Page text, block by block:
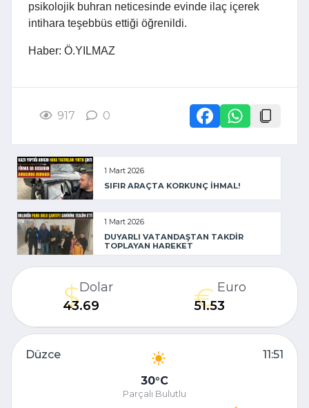
psikolojik buhran neticesinde evinde ilaç içerek
intihara teşebbüs ettiği öğrenildi.
Haber: Ö.YILMAZ
917 0
1 Mart 2026
SIFIR ARAÇTA KORKUNÇ İHMAL!
1 Mart 2026
DUYARLI VATANDAŞTAN TAKDİR
TOPLAYAN HAREKET
Dolar
43.69
Euro
51.53
Düzce
11:51
30 C
Parçalı Bulutlu